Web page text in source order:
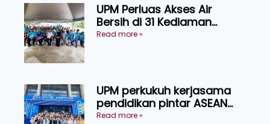
UPM Perluas Akses Air
Bersih di 31 Kediaman
Orang Asli Tasik Chini
Read more »
UPM perkukuh kerjasama
pendidikan pintar ASEAN
menerusi lawatan rasmi ke
Read more »